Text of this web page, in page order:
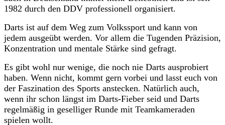
1982 durch den DDV professionell organisiert.
Darts ist auf dem Weg zum Volkssport und kann von
jedem ausgeübt werden. Vor allem die Tugenden Präzision,
Konzentration und mentale Stärke sind gefragt.
Es gibt wohl nur wenige, die noch nie Darts ausprobiert
haben. Wenn nicht, kommt gern vorbei und lasst euch von
der Faszination des Sports anstecken. Natürlich auch,
wenn ihr schon längst im Darts-Fieber seid und Darts
regelmäßig in geselliger Runde mit Teamkameraden
spielen wollt.